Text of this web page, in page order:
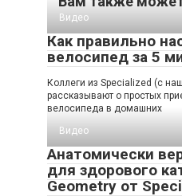
Видео
Как правильно
велосипед за 5
Коллеги из Specialized (с
рассказывают о простых
велосипеда в домашних
Видео
Анатомически
для здорового
Geometry от